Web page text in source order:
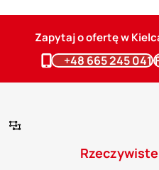
Zapytaj o ofertę w
+48 665 245 041